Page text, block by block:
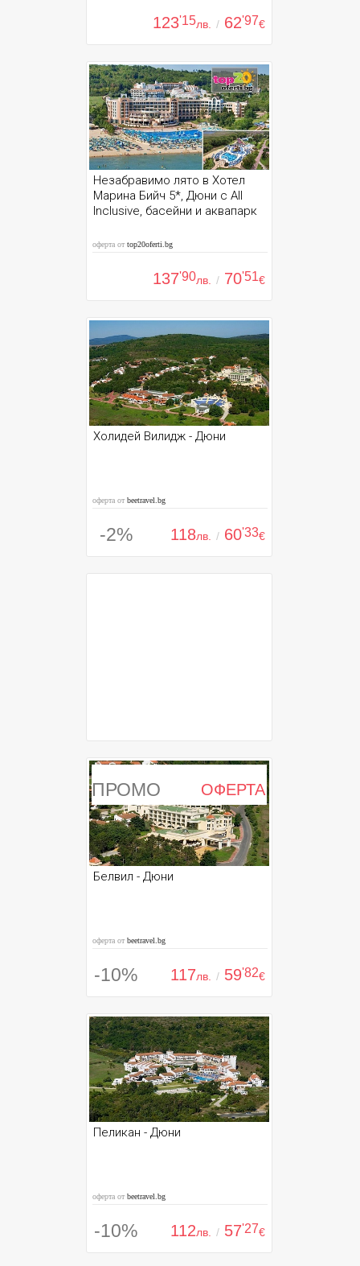
123'15лв. / 62'97€
Незабравимо лято в Хотел
Марина Бийч 5*, Дюни с All
Inclusive, басейни и аквапарк
оферта отtop20oferti.bg
137'90лв. / 70'51€
Холидей Вилидж - Дюни
оферта отbeetravel.bg
-2% 118лв. / 60'33€
ПРОМО ОФЕРТА
Белвил - Дюни
оферта отbeetravel.bg
-10% 117лв. / 59'82€
Пеликан - Дюни
оферта отbeetravel.bg
-10% 112лв. / 57'27€